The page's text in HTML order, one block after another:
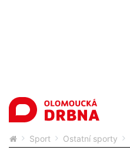
Sport Ostatní sporty